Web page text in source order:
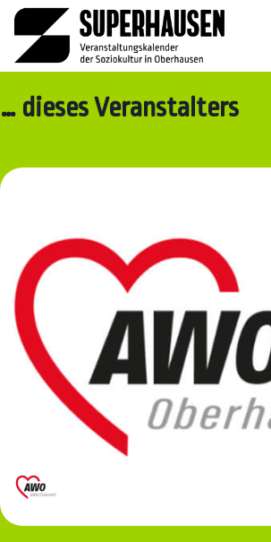
Zum
Inhalt
springen
… dieses Veranstalters